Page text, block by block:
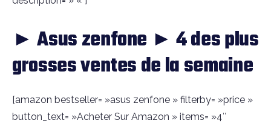
► Asus zenfone ► 4 des plus
grosses ventes de la semaine
[amazon bestseller= »asus zenfone » filterby= »price »
button_text= »Acheter Sur Amazon » items= »4″